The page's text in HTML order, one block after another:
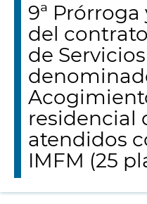
9ª
del
de
residencial
atendidos
IMFM (25